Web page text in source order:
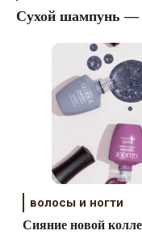
Сухой шампунь —
волосы и ногти
Сияние новой